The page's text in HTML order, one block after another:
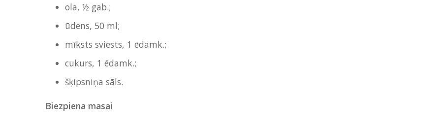
ola, ½ gab.;
ūdens, 50 ml;
mīksts sviests, 1 ēdamk.;
cukurs, 1 ēdamk.;
šķipsniņa sāls.
Biezpiena masai